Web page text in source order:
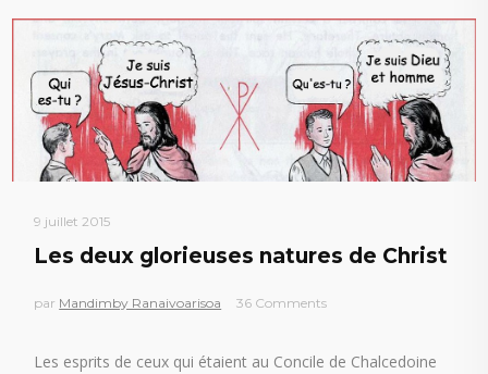
9 juillet 2015
Les deux glorieuses natures de Christ
par Mandimby Ranaivoarisoa 36 Comments
Les esprits de ceux qui étaient au Concile de Chalcedoine